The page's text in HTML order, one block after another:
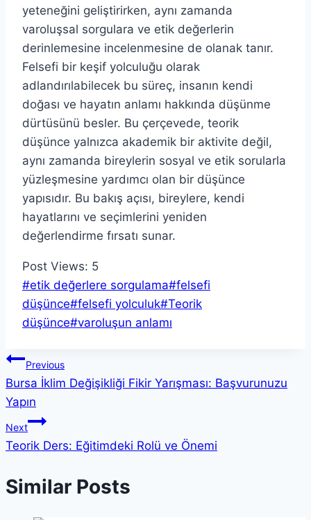
yeteneğini geliştirirken, aynı zamanda
varoluşsal sorgulara ve etik değerlerin
derinlemesine incelenmesine de olanak tanır.
Felsefi bir keşif yolculuğu olarak
adlandırılabilecek bu süreç, insanın kendi
doğası ve hayatın anlamı hakkında düşünme
dürtüsünü besler. Bu çerçevede, teorik
düşünce yalnızca akademik bir aktivite değil,
aynı zamanda bireylerin sosyal ve etik sorularla
yüzleşmesine yardımcı olan bir düşünce
yapısıdır. Bu bakış açısı, bireylere, kendi
hayatlarını ve seçimlerini yeniden
değerlendirme fırsatı sunar.
Post Views: 5
Post
Tags:
#etik değerlere sorgulama#felsefi
düşünce#felsefi yolculuk#Teorik
düşünce#varoluşun anlamı
Yazı
gezinmesi
Previous
Bursa İklim Değişikliği Fikir Yarışması: Başvurunuzu
Yapın
Next
Teorik Ders: Eğitimdeki Rolü ve Önemi
Similar Posts